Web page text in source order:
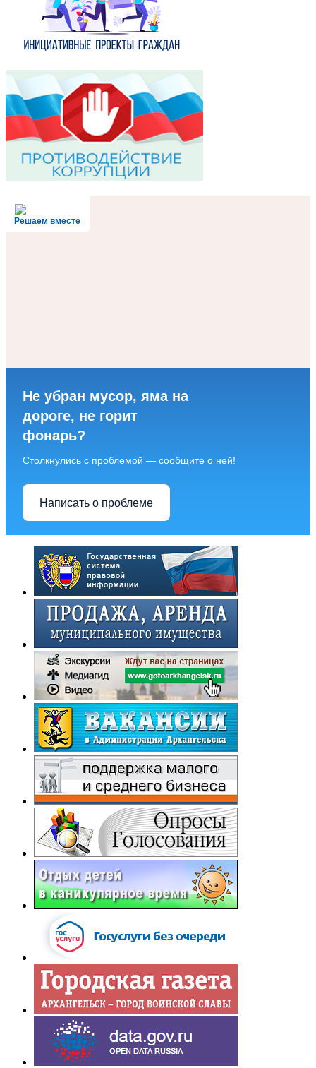
Решаем вместе
Не убран мусор, яма на
дороге, не горит
фонарь?
Столкнулись с проблемой — сообщите о ней!
Написать о проблеме